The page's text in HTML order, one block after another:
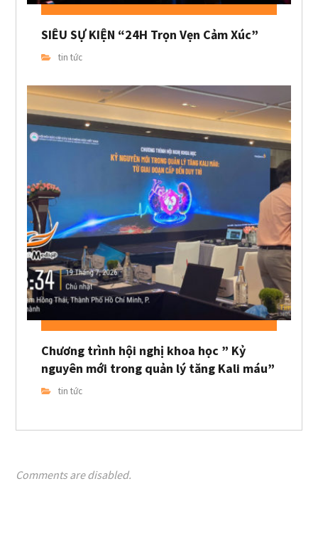
SIÊU SỰ KIỆN “24H Trọn Vẹn Cảm Xúc”
tin tức
Chương trình hội nghị khoa học ” Kỷ
nguyên mới trong quản lý tăng Kali máu”
tin tức
Comments are disabled.